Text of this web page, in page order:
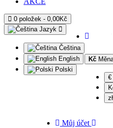
0 položek - 0,00Kč
Jazyk
Čeština
English
Polski
Kč
€
Můj účet